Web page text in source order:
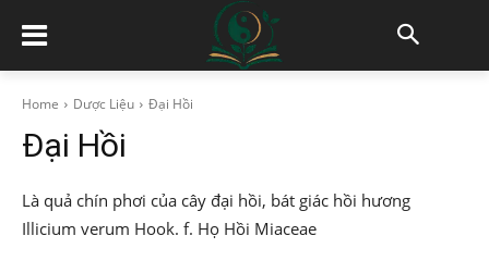
Home Dược Liệu Đại Hồi
Đại Hồi
Là quả chín phơi của cây đại hồi, bát giác hồi hương
Illicium verum Hook. f. Họ Hồi Miaceae